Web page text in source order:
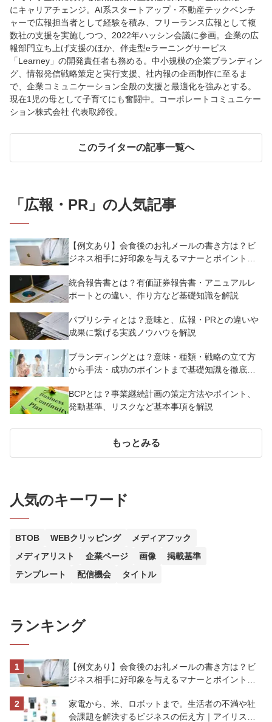
にキャリアチェンジ。AI系スタートアップ・不動産テックベンチ
ャーで広報担当者として経験を積み、フリーランス広報として複
数社の支援を実施しつつ、2022年ハッシン会議に参画。企業の広
報部門立ち上げ支援のほか、伴走型eラーニングサービス
「Learney」の開発責任者も務める。中小規模の企業ブランディン
グ、情報発信戦略策定と実行支援、社内報の企画制作に至るま
で、企業コミュニケーション全般の支援と最適化を強みとする。
現在1児の母として子育てにも奮闘中。コーポレートコミュニケー
ション株式会社 代表取締役。
このライターの記事一覧へ
「 広報・PR 」の人気記事
【例文あり】会食後のお礼メールの書き方は？ビ
ジネス相手に好印象を与えるマナーとポイントを
統合報告書とは？有価証券報告書・アニュアルレ
ポートとの違い、作り方など基礎知識を解説
パブリシティとは？意味と、広報・PRとの違いや
成果に繋げる実践ノウハウを解説
ブランディングとは？意味・種類・戦略の立て方
から手法・成功のポイントまで基礎知識を徹底解
BCPとは？事業継続計画の策定方法やポイント、
発動基準、リスクなど基本事項を解説
もっとみる
人気のキーワード
BTOB WEBクリッピング
メディアフック
メディアリスト
企業ページ 画像
掲載基準
テンプレート
配信機会 タイトル
ランキング
【例文あり】会食後のお礼メールの書き方は？ビ
ジネス相手に好印象を与えるマナーとポイントを
家電から、米、ロボットまで。生活者の不満や社
会課題を解決するビジネスの伝え方｜アイリスオ